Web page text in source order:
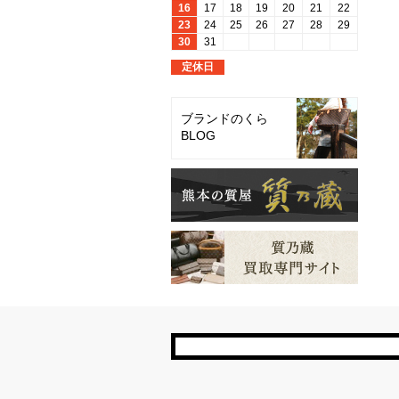
ブランドのくら
BLOG